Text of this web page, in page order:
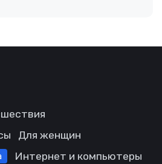
Для женщин
Интернет и компьютеры